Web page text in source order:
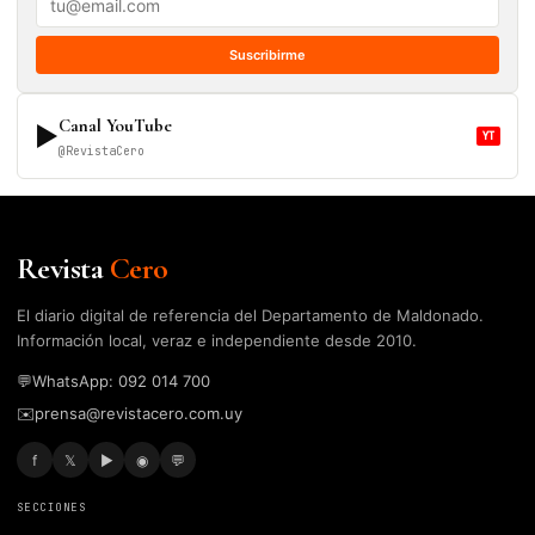
Suscribirme
▶Canal YouTube
@RevistaCero
YT
RevistaCero
El diario digital de referencia del Departamento de Maldonado.
Información local, veraz e independiente desde 2010.
💬WhatsApp: 092 014 700
✉️prensa@revistacero.com.uy
f 𝕏 ▶ ◉ 💬
SECCIONES